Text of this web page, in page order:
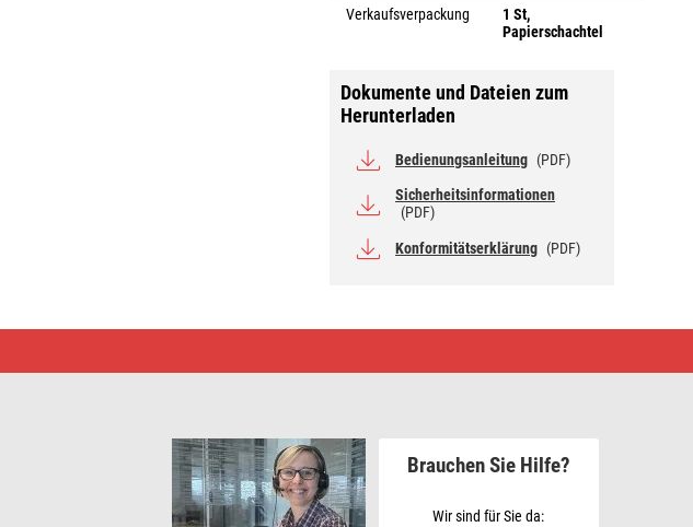
Verkaufsverpackung
1 St,
Papierschachtel
Dokumente und Dateien zum
Herunterladen
Bedienungsanleitung (PDF)
Sicherheitsinformationen
(PDF)
Konformitätserklärung (PDF)
Brauchen Sie Hilfe?
Wir sind für Sie da: